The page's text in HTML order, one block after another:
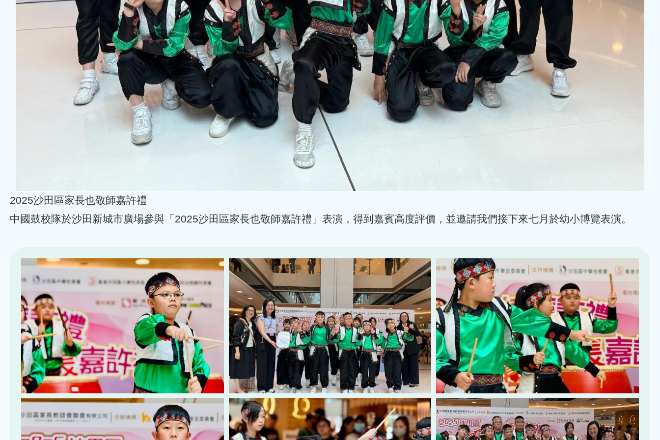
2025沙田區家長也敬師嘉許禮
中國鼓校隊於沙田新城市廣場參與「2025沙田區家長也敬師嘉許禮」表演，得到嘉賓高度評價，並邀請我們接下來七月於幼小博覽表演。